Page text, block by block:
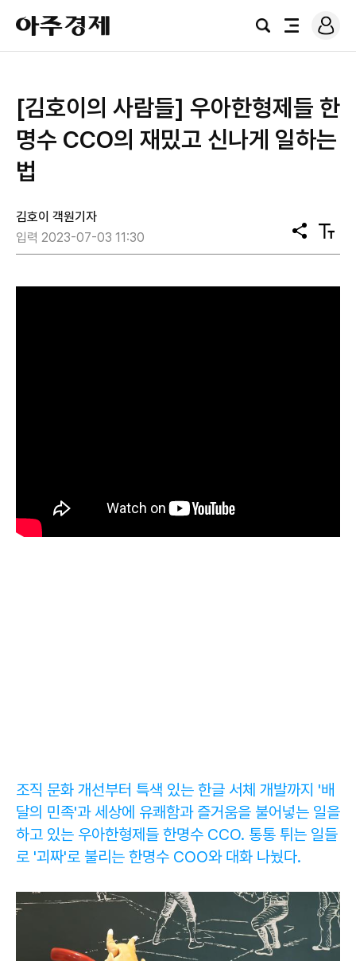
아
주
경
검
전
로
그
[김호이의 사람들] 우아한형제들 한
명수 CCO의 재밌고 신나게 일하는
법
김호이 객원기자
입력 2023-07-03 11:30
공
유
텍
스
기
조직 문화 개선부터 특색 있는 한글 서체 개발까지 '배
달의 민족'과 세상에 유쾌함과 즐거움을 불어넣는 일을
하고 있는 우아한형제들 한명수 CCO. 통통 튀는 일들
로 '괴짜'로 불리는 한명수 COO와 대화 나눴다.